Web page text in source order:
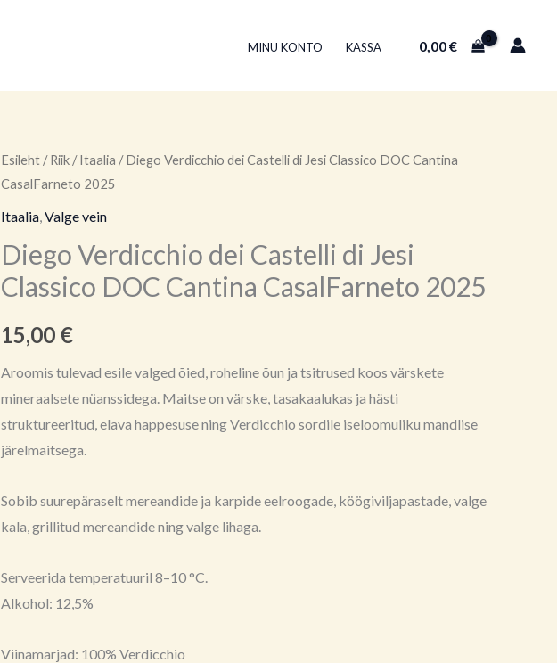
MINU KONTO KASSA 0,00€
Esileht /Riik /Itaalia / Diego Verdicchio dei Castelli di Jesi Classico DOC Cantina
CasalFarneto 2025
Itaalia Valge vein
Diego Verdicchio dei Castelli di Jesi
Classico DOC Cantina CasalFarneto 2025
15,00 €
Aroomis tulevad esile valged õied, roheline õun ja tsitrused koos värskete
mineraalsete nüanssidega. Maitse on värske, tasakaalukas ja hästi
struktureeritud, elava happesuse ning Verdicchio sordile iseloomuliku mandlise
järelmaitsega.
Sobib suurepäraselt mereandide ja karpide eelroogade, köögiviljapastade, valge
kala, grillitud mereandide ning valge lihaga.
Serveerida temperatuuril 8–10 °C.
Alkohol: 12,5%
Viinamarjad: 100% Verdicchio
Diego
Verdicchio
dei
di
Jesi
DOC
Cantina
CasalFarneto
2025
kogus